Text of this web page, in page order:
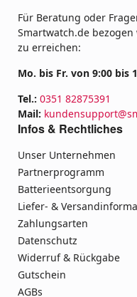
Für Beratung oder
Smartwatch.de
zu erreichen:
Mo. bis Fr. von 9:00 bis
Tel.: 0351 82875391
Mail:
Infos & Rechtliches
Unser Unternehmen
Partnerprogramm
Batterieentsorgung
Liefer- &
Zahlungsarten
Datenschutz
Widerruf & Rückgabe
Gutschein
AGBs